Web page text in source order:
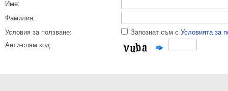
Име:
Фамилия:
Условия за ползване:
Запознат съм с Условията за
Анти-спам код: